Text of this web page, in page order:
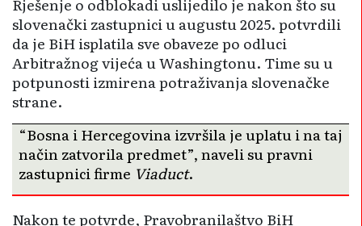
slovenački zastupnici u augustu 2025. potvrdili
da je BiH isplatila sve obaveze po odluci
Arbitražnog vijeća u Washingtonu. Time su u
potpunosti izmirena potraživanja slovenačke
strane.
“Bosna i Hercegovina izvršila je uplatu i na taj
način zatvorila predmet”, naveli su pravni
zastupnici firme Viaduct.
Nakon te potvrde, Pravobranilaštvo BiH